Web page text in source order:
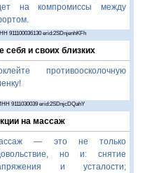
на компромиссы между
erid:2SDnjenhKFh
себя и своих близких
противоосколочную
9111030039 erid:2SDnjcDQahY
на массаж
— это не только
но и: снятие
и усталости;